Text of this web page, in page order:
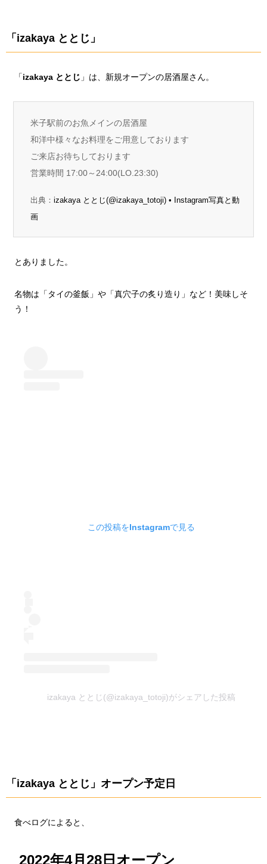
「izakaya ととじ」
「izakaya ととじ 」は、新規オープンの居酒屋さん。
米子駅前のお魚メインの居酒屋
和洋中様々なお料理をご用意しております
ご来店お待ちしております
営業時間 17:00～24:00(LO.23:30)
出典：izakaya ととじ(@izakaya_totoji) • Instagram写真と動
画
とありました。
名物は「タイの釜飯」や「真穴子の炙り造り」など！美味しそ
う！
この投稿をInstagramで見る
izakaya ととじ(@izakaya_totoji)がシェアした投稿
「izakaya ととじ」オープン予定日
食べログによると、
2022年4月28日オープン